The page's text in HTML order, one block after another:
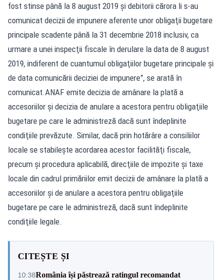
fost stinse până la 8 august 2019 şi debitorii cărora li s-au
comunicat decizii de impunere aferente unor obligaţii bugetare
principale scadente până la 31 decembrie 2018 inclusiv, ca
urmare a unei inspecţii fiscale în derulare la data de 8 august
2019, indiferent de cuantumul obligaţiilor bugetare principale şi
de data comunicării deciziei de impunere”, se arată în
comunicat.ANAF emite decizia de amânare la plată a
accesoriilor şi decizia de anulare a acestora pentru obligaţiile
bugetare pe care le administreză dacă sunt îndeplinite
condiţiile prevăzute. Similar, dacă prin hotărâre a consiliilor
locale se stabileşte acordarea acestor facilităţi fiscale,
precum şi procedura aplicabilă, direcţiile de impozite şi taxe
locale din cadrul primăriilor emit decizii de amânare la plată a
accesoriilor şi de anulare a acestora pentru obligaţiile
bugetare pe care le administreză, dacă sunt îndeplinite
condiţiile legale.
CITEȘTE ȘI
10:38România își păstrează ratingul recomandat